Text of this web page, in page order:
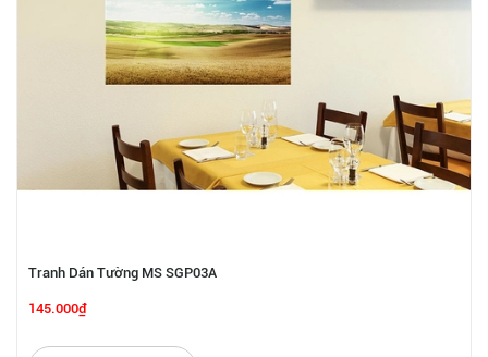
Tranh Dán Tường MS SGP03A
145.000₫